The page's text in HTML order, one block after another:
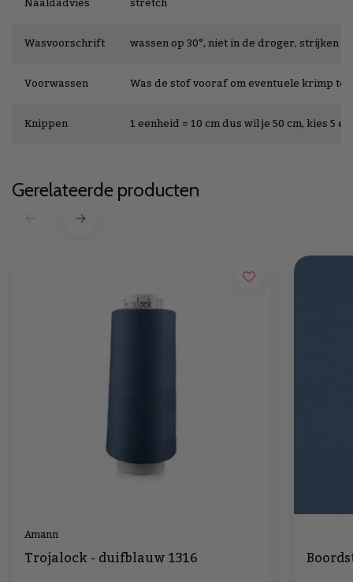
Wasvoorschrift
wassen op 30°, niet in de droger, strijken
Voorwassen
Was de stof vooraf om eventuele krimp te
Knippen
1 eenheid = 10 cm dus wil je 50 cm, kies 5
Gerelateerde producten
Amann
Trojalock - duifblauw 1316